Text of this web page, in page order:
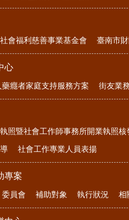
會福利慈善事業基金會 臺南市
心
藥癮者家庭支持服務方案 街友業
照暨社會工作師事務所開業執照核
社會工作專業人員表揚
專案
委員會 補助對象 執行狀況 相